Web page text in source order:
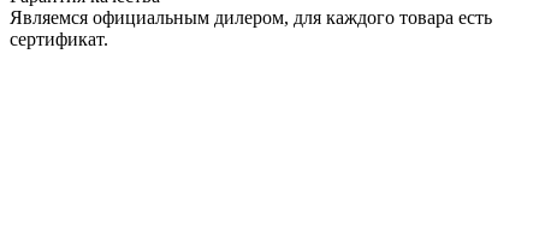
Являемся официальным дилером, для каждого товара есть
сертификат.